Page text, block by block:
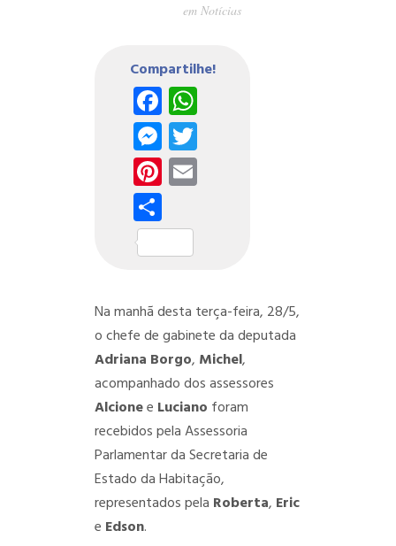
em Notícias
Compartilhe!
Facebook
WhatsApp
Messenger
Twitter
Pinterest
Email
Share
Na manhã desta terça-feira, 28/5,
o chefe de gabinete da deputada
Adriana Borgo, Michel,
acompanhado dos assessores
Alcionee Luciano foram
recebidos pela Assessoria
Parlamentar da Secretaria de
Estado da Habitação,
representados pela Roberta, Eric
e Edson.